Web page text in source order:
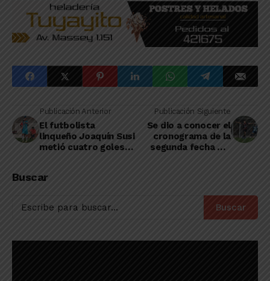
Publicación Anterior
El futbolista
linqueño Joaquín Susi
metió cuatro goles
Publicación Siguiente
Se dio a conocer el
cronograma de la
segunda fecha del
Buscar
Buscar